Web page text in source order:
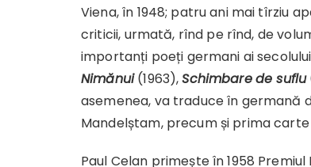
Viena, în 1948; patru ani mai tîrziu
criticii, urmată, rînd pe rînd, de
importanți poeți germani ai
Nimănui(1963),Schimbarede suflu
asemenea, va traduce în germană
Mandelștam, precum și prima
Paul Celan primește în 1958